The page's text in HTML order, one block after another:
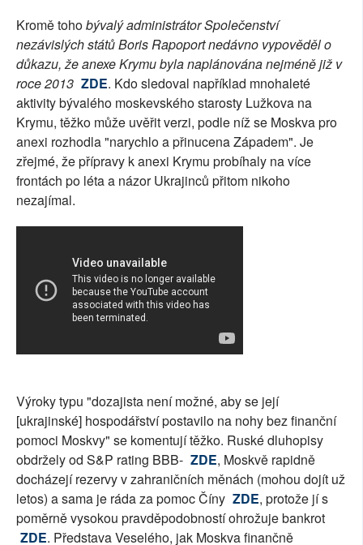
Kromě tohobývalý administrátor Společenství
nezávislých států Boris Rapoport nedávno vypověděl o
důkazu, že anexe Krymu byla naplánována nejméně již v
roce 2013 ZDE. Kdo sledoval například mnohaleté
aktivity bývalého moskevského starosty Lužkova na
Krymu, těžko může uvěřit verzi, podle níž se Moskva pro
anexi rozhodla "narychlo a přinucena Západem". Je
zřejmé, že přípravy k anexi Krymu probíhaly na více
frontách po léta a názor Ukrajinců přitom nikoho
nezajímal.
Výroky typu "dozajista není možné, aby se její
[ukrajinské] hospodářství postavilo na nohy bez finanční
pomoci Moskvy" se komentují těžko. Ruské dluhopisy
obdržely od S&P rating BBB- ZDE, Moskvě rapidně
docházejí rezervy v zahraničních měnách (mohou dojít už
letos) a sama je ráda za pomoc Číny ZDE, protože jí s
poměrně vysokou pravděpodobností ohrožuje bankrot
ZDE. Představa Veselého, jak Moskva finančně